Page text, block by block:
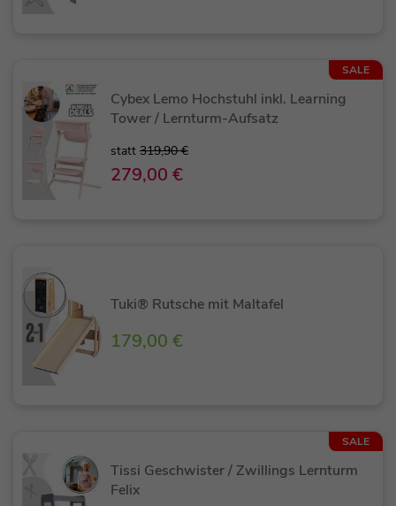
SALE
Cybex Lemo Hochstuhl inkl. Learning
Tower / Lernturm-Aufsatz
statt 319,90 €
279,00 €
Tuki® Rutsche mit Maltafel
179,00 €
SALE
Tissi Geschwister / Zwillings Lernturm
Felix